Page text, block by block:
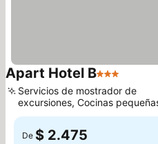
Apart Hotel B3 Estrellas
Servicios de mostrador de
excursiones, Cocinas
bien equipadas
De $ 2.475